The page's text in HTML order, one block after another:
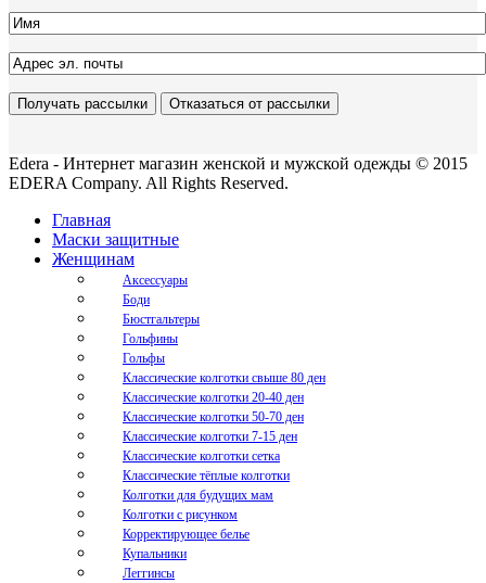
Edera - Интернет магазин женской и мужской одежды © 2015
EDERA Company. All Rights Reserved.
Главная
Маски защитные
Женщинам
Аксессуары
Боди
Бюстгальтеры
Гольфины
Гольфы
Классические колготки свыше 80 ден
Классические колготки 20-40 ден
Классические колготки 50-70 ден
Классические колготки 7-15 ден
Классические колготки сетка
Классические тёплые колготки
Колготки для будущих мам
Колготки с рисунком
Корректирующее белье
Купальники
Леггинсы